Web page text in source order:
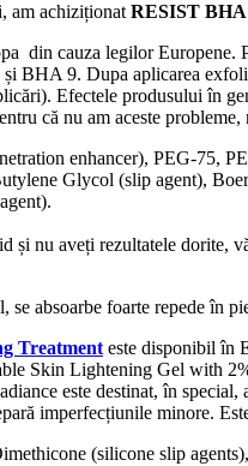
am achiziționat RESIST BHA
din cauza legilor Europene.
BHA 9. Dupa aplicarea
Efectele produsului în
că nu am aceste
enhancer), PEG-75,
Glycol (slip agent),
nu aveți rezultatele dorite,
se absoarbe foarte repede în
Treatment este disponibil în
Skin Lightening Gel with
este destinat, în
imperfecțiunile minore.
(silicone slip